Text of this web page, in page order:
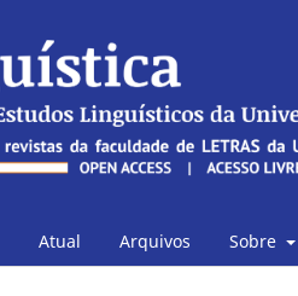
Atual Arquivos Sobre